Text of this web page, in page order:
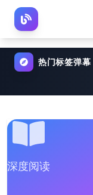
热门标签弹幕
深度阅读